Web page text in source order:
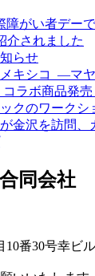
障がい者デー
介されました
らせ
キシコ ―マ
ラボ商品発売
クのワークシ
金沢を訪問、
同会社
10番30号幸ビル